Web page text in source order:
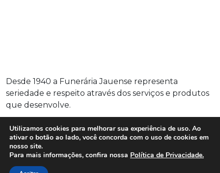
Utilizamos cookies para melhorar sua experiência de uso. Ao
ativar o botão ao lado, você concorda com o uso de cookies em
nosso site.
Para mais informações, confira nossa Política de Privacidade.
Desde 1940 a Funerária Jauense representa
seriedade e respeito através dos serviços e produtos
que desenvolve.
Serviços
Descontos e Benefícios